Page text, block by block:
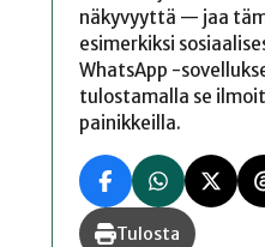
näkyvyyttä — jaa
esimerkiksi
WhatsApp -
tulostamalla se
painikkeilla.
Tulosta